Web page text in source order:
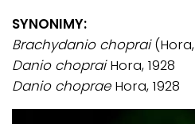
SYNONIMY:
Brachydanio choprai(Hora,
Danio chopraiHora, 1928
Danio chopraeHora, 1928